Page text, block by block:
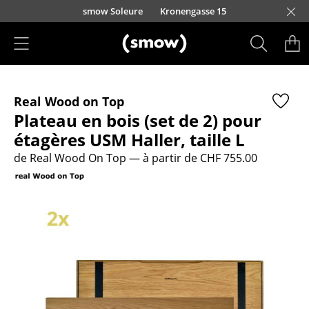
Accéder directement au contenu
smow Soleure Kronengasse 15
Sièges
Chaises de cuisine & salle à manger
Canapés
Fauteuils lounge
Chaises cantilever
Chaises et Tabourets de bar
Real Wood on Top
Plateau en bois (set de 2) pour
étagères USM Haller, taille L
de Real Wood On Top — à partir de CHF 755.00